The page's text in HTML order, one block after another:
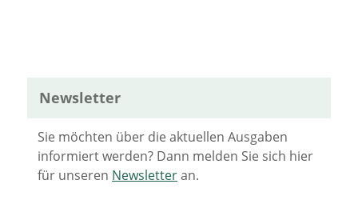
Newsletter
Sie möchten über die aktuellen Ausgaben
informiert werden? Dann melden Sie sich hier
für unseren Newsletteran.